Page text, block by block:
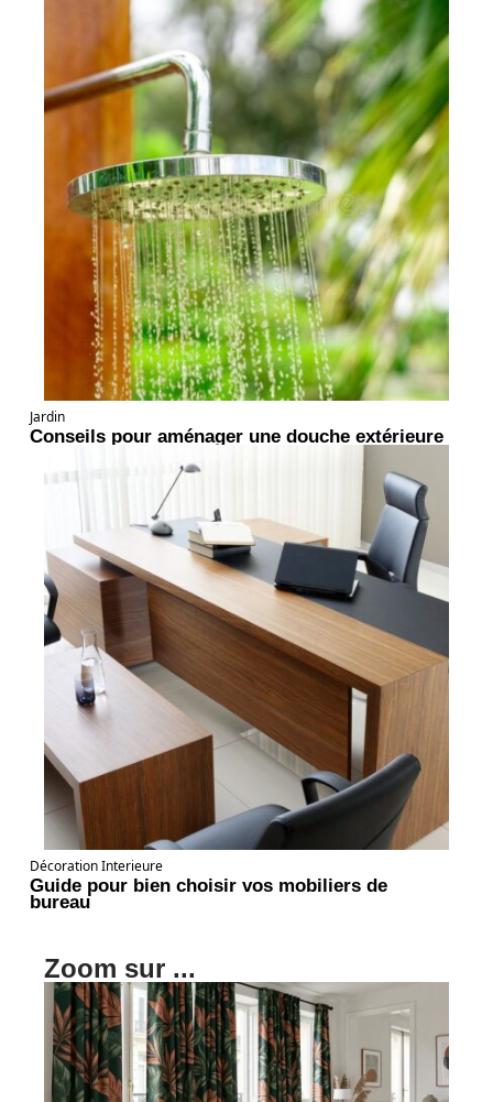
Jardin
Conseils pour aménager une douche extérieure
Décoration Interieure
Guide pour bien choisir vos mobiliers de
bureau
Zoom sur ...